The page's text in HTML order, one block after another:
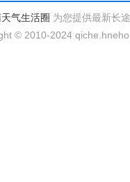
气生活圈 为您提供最新长
© 2010-2024